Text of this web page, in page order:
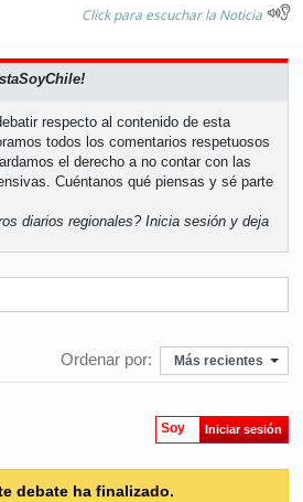
Click para escuchar la Noticia
respecto al contenido de esta
todos los comentarios respetuosos
el derecho a no contar con las
Cuéntanos qué piensas y sé parte
diarios regionales?Inicia sesión y deja
Ordenar por: Más recientes
Soy Iniciar sesión
debate ha finalizado.